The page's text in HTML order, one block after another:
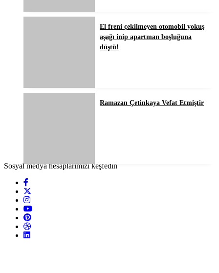
El freni çekilmeyen otomobil yokuş
aşağı inip apartman boşluğuna
düştü!
Ramazan Çetinkaya Vefat Etmiştir
Sosyal medya hesaplarımızı keşfedin